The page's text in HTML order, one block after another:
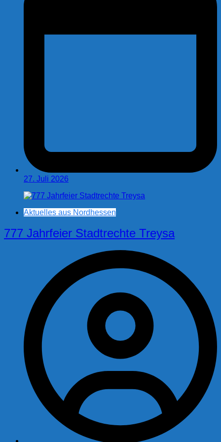
27. Juli 2026
Aktuelles aus Nordhessen
777 Jahrfeier Stadtrechte Treysa